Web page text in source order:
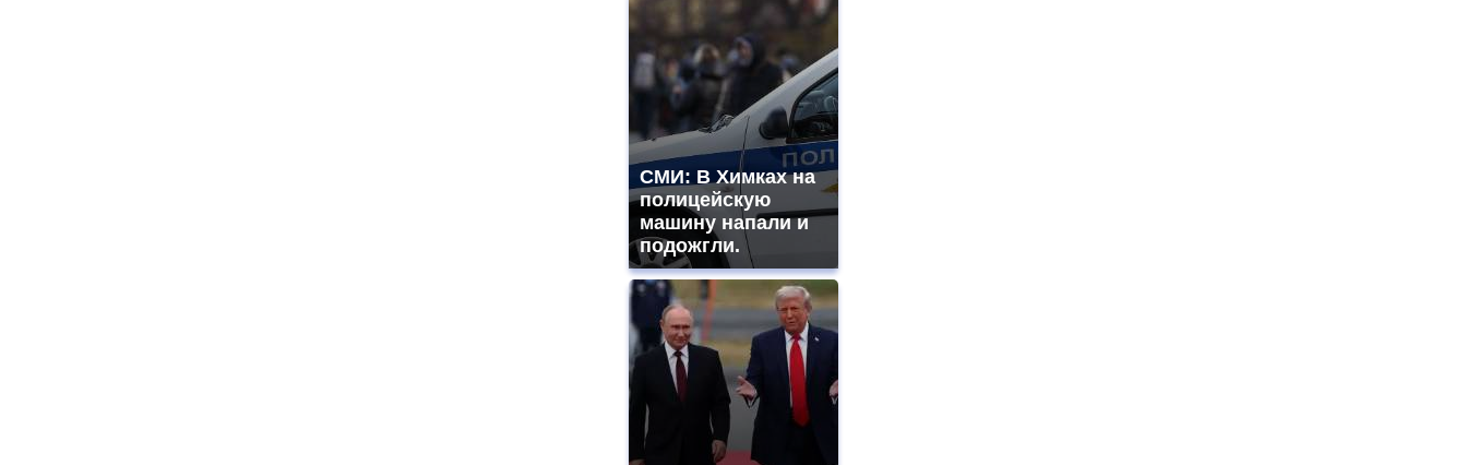
СМИ: В Химках на
полицейскую
машину напали и
подожгли.